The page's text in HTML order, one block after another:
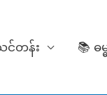
င်တန်း 📚 ဓ